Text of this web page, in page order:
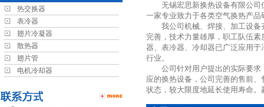
冷却器的启动是大家容易忽视的细节
废气冷凝器工作原理图
换热机组的缝隙腐蚀
空调机组中的表冷器是什么东西
简述空气加热器的优点
板式换热器选型需提供资料
换热器的检查工作
工业换热器有哪些作用以及注意事项
热交换器
表冷器
翅片冷凝器
散热器
翅片管
电机冷却器
无锡宏思新换热设备有限公司
一家专业致力于各类空气换热产
我公司机械、焊接、加工设备
完善，技术力量雄厚，职工队伍
器、表冷器、冷却器已广泛应用
行业。
公司针对用户提出的实际要求
应的换热设备，公司完善的售前
状态，较大限度地延长使用寿命